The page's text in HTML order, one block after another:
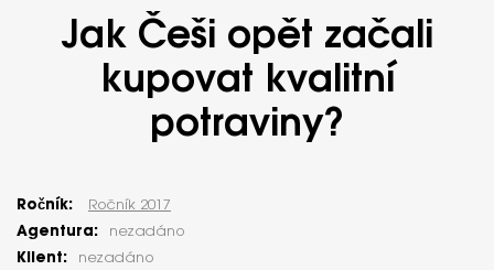
Jak Češi opět začali
kupovat kvalitní
potraviny?
Ročník: Ročník 2017
Agentura: nezadáno
Klient: nezadáno